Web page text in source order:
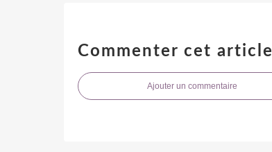
Commenter cet article
Ajouter un commentaire